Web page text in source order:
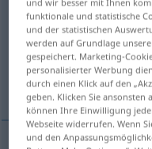
Übersicht aller
(Für mehr Details die
млатити
funktionale und statistische
und der statistischen
werden auf Grundlage
gespeichert. Marketing-
personalisierter Werbung
durch einen Klick auf den
geben. Klicken Sie ansonsten
können Ihre Einwilligung
Webseite widerrufen. Wenn
und den